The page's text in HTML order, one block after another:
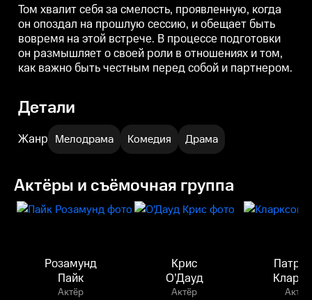
Том хвалит себя за смелость, проявленную, когда
он опоздал на прошлую сессию, и обещает быть
вовремя на этой встрече. В процессе подготовки
он размышляет о своей роли в отношениях и том,
как важно быть честным перед собой и партнером.
Детали
Жанр Мелодрама Комедия Драма
Актёры и съёмочная группа
Розамунд
Пайк
Актёр
Крис
О’Дауд
Актёр Актёр